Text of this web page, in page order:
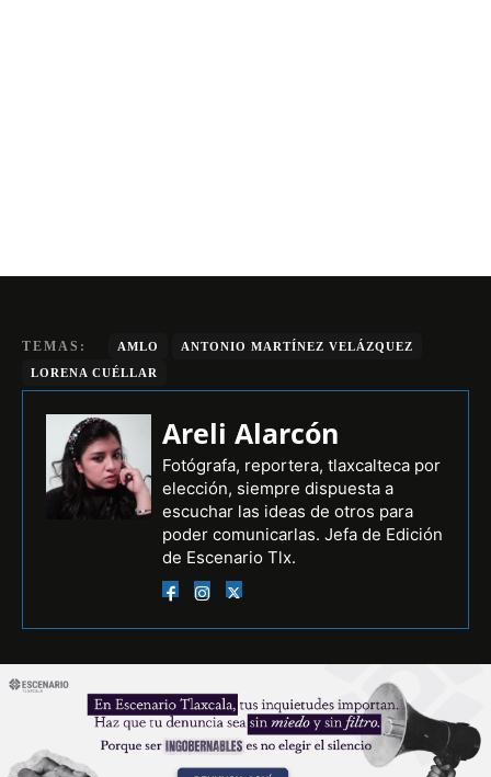
TEMAS: AMLO
ANTONIO MARTÍNEZ VELÁZQUEZ
LORENA CUÉLLAR
Areli Alarcón
Fotógrafa, reportera, tlaxcalteca por
elección, siempre dispuesta a
escuchar las ideas de otros para
poder comunicarlas. Jefa de Edición
de Escenario Tlx.